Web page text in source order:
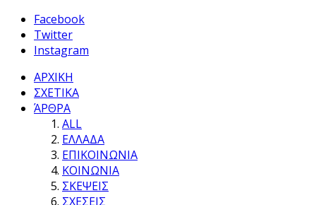
Facebook
Twitter
Instagram
ΑΡΧΙΚΗ
ΣΧΕΤΙΚΑ
ΆΡΘΡΑ
ALL
ΕΛΛΑΔΑ
ΕΠΙΚΟΙΝΩΝΙΑ
ΚΟΙΝΩΝΙΑ
ΣΚΕΨΕΙΣ
ΣΧΕΣΕΙΣ